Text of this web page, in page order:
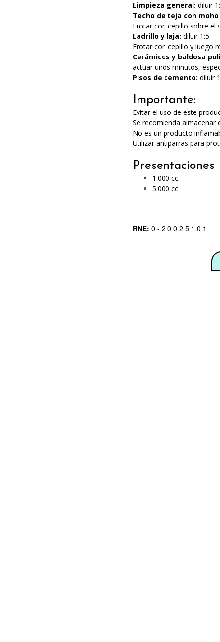
Limpieza general: diluir
Techo de teja con
Frotar con cepillo sobre el
Ladrillo y laja: diluir 1:5.
Frotar con cepillo y luego
Cerámicos y baldosa
actuar unos minutos,
Pisos de cemento: diluir
Importante:
Evitar el uso de este
Se recomienda almacenar
No es un producto
Utilizar antiparras para
Presentaciones
1.000 cc.
5.000 cc.
RNE: 0 - 2 0 0 2 5 1 0 1